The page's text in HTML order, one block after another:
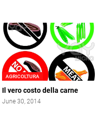
AGRICOLTURA
Il vero costo della carne
June 30, 2014